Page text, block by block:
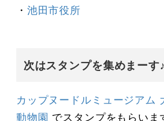
・ 池田市役所
次はスタンプを集めまーす♪
カップヌードルミュージアム
動物園 でスタンプをもらいま